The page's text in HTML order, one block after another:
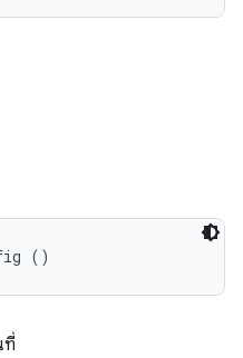
()
ที่